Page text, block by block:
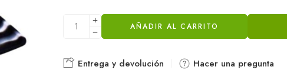
AÑADIR AL CARRITO
Entrega y devolución
Hacer una pregunta